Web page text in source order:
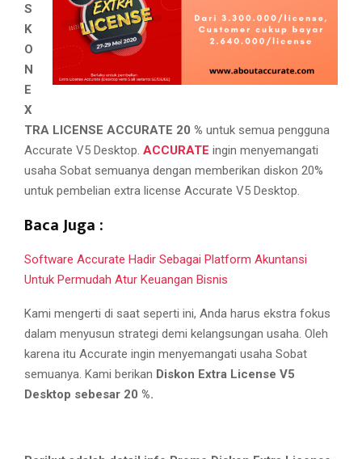
N
U
S
K
O
N
E
X
TRA LICENSE ACCURATE 20 % untuk semua pengguna
Accurate V5 Desktop. ACCURATE ingin menyemangati
usaha Sobat semuanya dengan memberikan diskon 20%
untuk pembelian extra license Accurate V5 Desktop.
Baca Juga :
Software Accurate Hadir Sebagai Platform Akuntansi
Untuk Permudah Atur Keuangan Bisnis
Kami mengerti di saat seperti ini, Anda harus ekstra fokus
dalam menyusun strategi demi kelangsungan usaha. Oleh
karena itu Accurate ingin menyemangati usaha Sobat
semuanya. Kami berikan Diskon Extra License V5
Desktop sebesar 20 %.